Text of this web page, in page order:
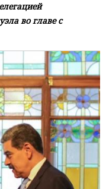
во главе с